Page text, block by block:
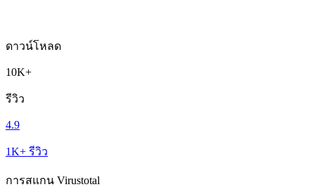
ดาวน์โหลด
10K+
รีวิว
4.9
1K+ รีวิว
การสแกน Virustotal